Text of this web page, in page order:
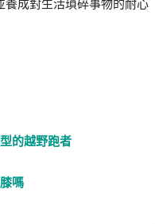
養成對生活瑣碎事物的耐心
的越野跑者
嗎